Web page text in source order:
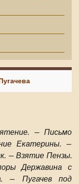
— Письмо
Екатерины. —
— Взятие Пензы.
Державина с
— Пугачев под